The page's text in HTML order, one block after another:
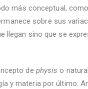
más conceptual,
sobre sus
llegan sino que se
de physis o
y materia por último.